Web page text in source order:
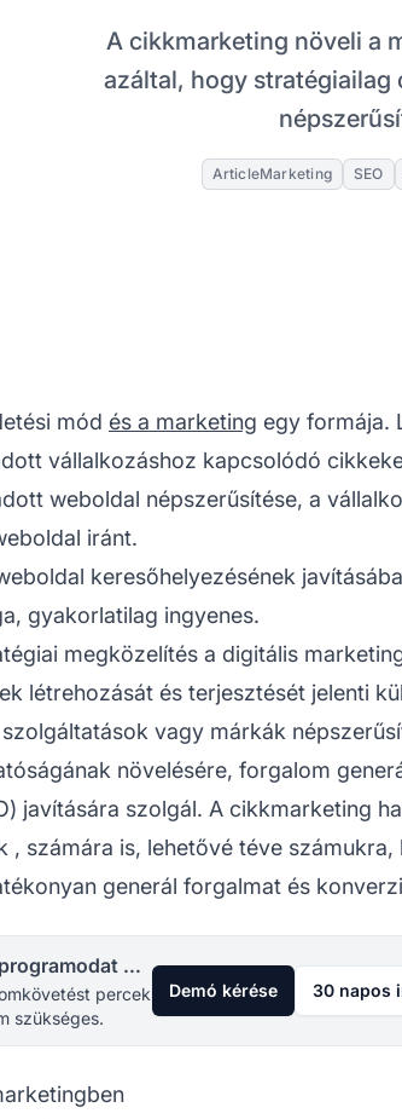
A cikkmarketing növeli a
azáltal, hogy stratégiailag
ArticleMarketing SEO
mód és a marketing egy formája.
vállalkozáshoz kapcsolódó
weboldal népszerűsítése, a
iránt.
keresőhelyezésének
gyakorlatilag ingyenes.
megközelítés a digitális
létrehozását és terjesztését jelenti
vagy márkák
növelésére, forgalom
javítására szolgál. A cikkmarketing
, számára is, lehetővé téve
generál forgalmat és
Indítsd el affiliate programodat még ma
percek
szükséges.
Demó kérése 30 napos